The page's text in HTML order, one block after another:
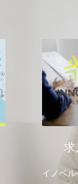
求
イノベ